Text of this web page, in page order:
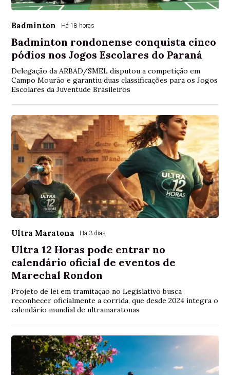
Badminton Há 18 horas
Badminton rondonense conquista cinco
pódios nos Jogos Escolares do Paraná
Delegação da ARBAD/SMEL disputou a competição em
Campo Mourão e garantiu duas classificações para os Jogos
Escolares da Juventude Brasileiros
Ultra Maratona Há 3 dias
Ultra 12 Horas pode entrar no
calendário oficial de eventos de
Marechal Rondon
Projeto de lei em tramitação no Legislativo busca
reconhecer oficialmente a corrida, que desde 2024 integra o
calendário mundial de ultramaratonas